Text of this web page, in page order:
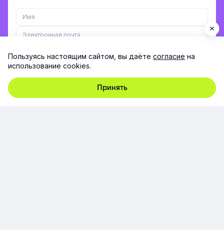
Заполняя форму, я принимаю согласие на
персональных данных
Пользуясь настоящим сайтом, вы даёте согласие на
использование cookies.
Принять